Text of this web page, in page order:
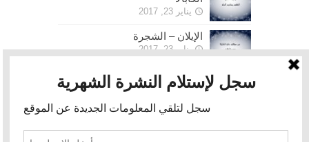
يناير 23, 2017
الإيلان – الشجرة
يناير 23, 2017
الحرية